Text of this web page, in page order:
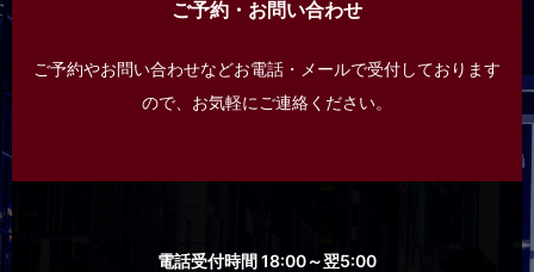
ご予約・お問い合わせ
ご予約やお問い合わせなどお電話・メールで受付しております
ので、 お気軽にご連絡ください。
電話受付時間 18:00～翌5:00